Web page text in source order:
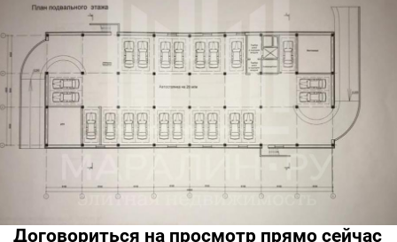
Договориться на просмотр прямо сейчас